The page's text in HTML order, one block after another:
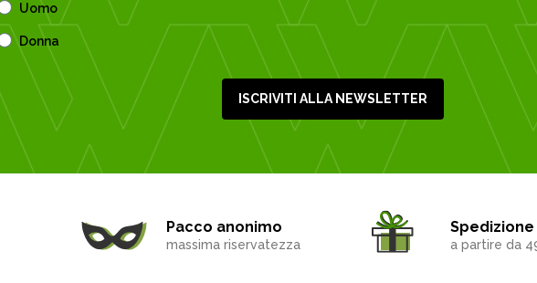
Uomo
Donna
ISCRIVITI ALLA NEWSLETTER
Pacco anonimo
massima riservatezza a partire da